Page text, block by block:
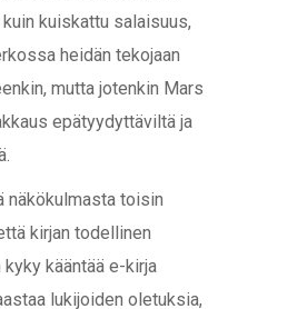
kuiskattu salaisuus,
heidän tekojaan
mutta jotenkin Mars
epätyydyttäviltä ja
näkökulmasta toisin
kirjan todellinen
kääntää e-kirja
lukijoiden oletuksia,